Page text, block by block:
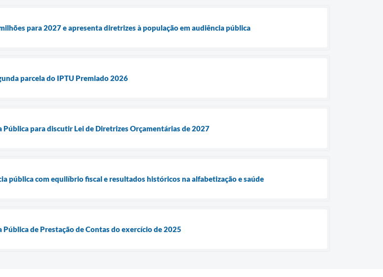
para 2027 e apresenta diretrizes à população em audiência pública
parcela do IPTU Premiado 2026
para discutir Lei de Diretrizes Orçamentárias de 2027
pública com equilíbrio fiscal e resultados históricos na alfabetização e saúde
de Prestação de Contas do exercício de 2025